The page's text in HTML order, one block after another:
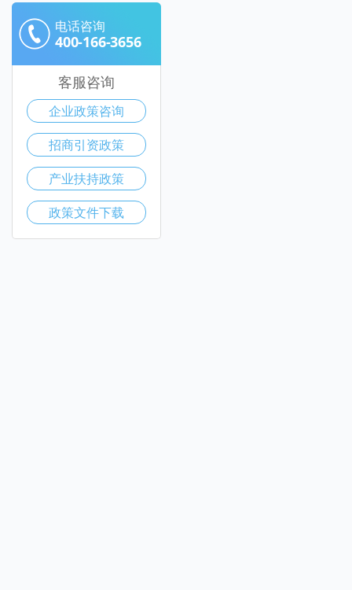
电话咨询
400-166-3656
客服咨询
企业政策咨询
招商引资政策
产业扶持政策
政策文件下载